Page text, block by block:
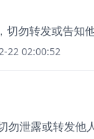
切勿转发或告知
22 02:00:52
勿泄露或转发他